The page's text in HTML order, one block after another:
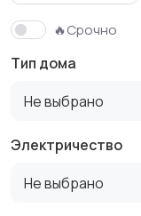
🔥Срочно
Тип дома
Не выбрано
Электричество
Не выбрано